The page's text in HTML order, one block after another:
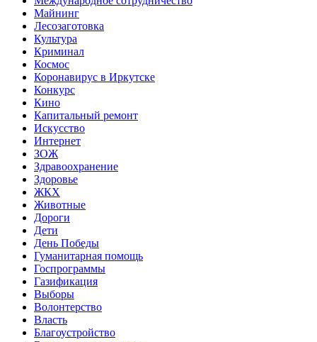
Майнинг
Лесозаготовка
Культура
Криминал
Космос
Коронавирус в Иркутске
Конкурс
Кино
Капитальный ремонт
Искусство
Интернет
ЗОЖ
Здравоохранение
Здоровье
ЖКХ
Животные
Дороги
Дети
День Победы
Гуманитарная помощь
Госпрограммы
Газификация
Выборы
Волонтерство
Власть
Благоустройство